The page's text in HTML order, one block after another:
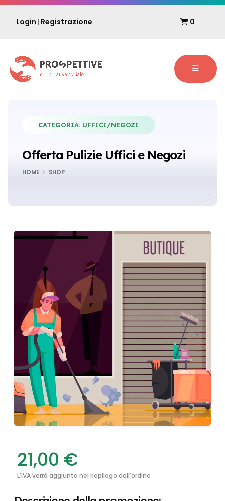
Login | Registrazione 0
CATEGORIA: UFFICI/NEGOZI
Offerta Pulizie Uffici e Negozi
HOME SHOP
21,00 €
L'IVA verrà aggiunta nel riepilogo dell'ordine